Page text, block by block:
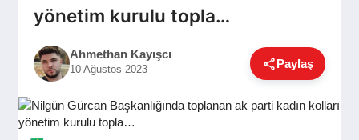
yönetim kurulu topla…
Ahmethan Kayışcı
10 Ağustos 2023 Paylaş